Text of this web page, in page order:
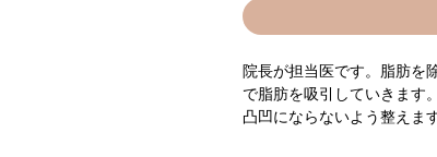
院長が担当医です。脂肪を
で脂肪を吸引していきます。
凸凹にならないよう整えま